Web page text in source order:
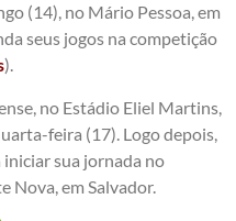
(14), no Mário Pessoa, em
seus jogos na competição
).
no Estádio Eliel Martins,
feira (17). Logo depois,
iniciar sua jornada no
Nova, em Salvador.